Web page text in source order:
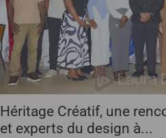
Héritage Créatif, une
et experts du design à...